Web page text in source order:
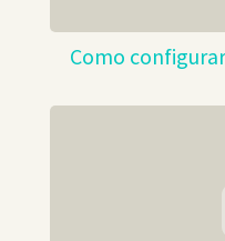
Como